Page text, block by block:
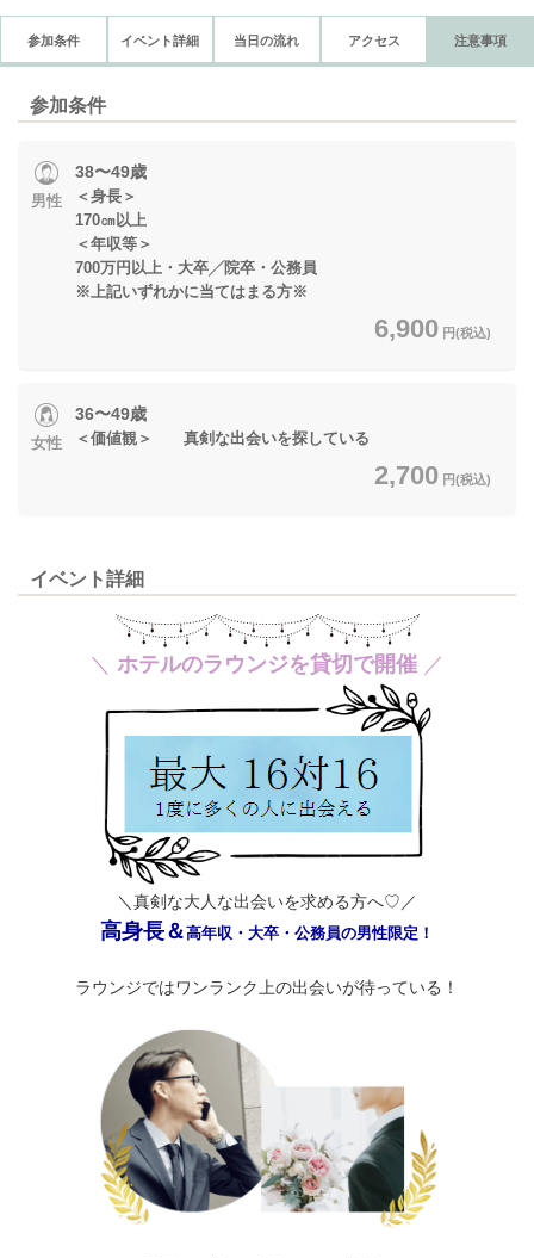
参加条件 イベント詳細 当日の流れ アクセス 注意事項
参加条件
男性
38〜49歳
＜身長＞
170㎝以上
＜年収等＞
700万円以上・大卒╱院卒・公務員
※上記いずれかに当てはまる方※
6,900 円(税込)
女性
36〜49歳
＜価値観＞ 真剣な出会いを探している
2,700 円(税込)
イベント詳細
＼ ホテルのラウンジを貸切で開催 ／
＼真剣な大人な出会いを求める方へ♡／
高身長＆高年収・大卒・公務員の男性限定！
ラウンジではワンランク上の出会いが待っている！